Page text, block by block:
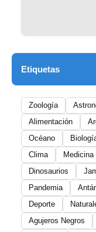
Etiquetas
Zoología
Alimentación
Océano
Clima
Medicina
Dinosaurios
Pandemia
Deporte
Agujeros Negros